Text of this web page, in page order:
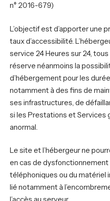
n° 2016-679)
L’objectif est d’apporter une
taux d’accessibilité.
service 24 Heures sur 24, tous
réserve néanmoins la
d’hébergement pour les
notamment à des fins de
ses infrastructures, de
si les Prestations et Services
anormal.
Le site et l’hébergeur ne
en cas de
téléphoniques ou du
lié notamment à